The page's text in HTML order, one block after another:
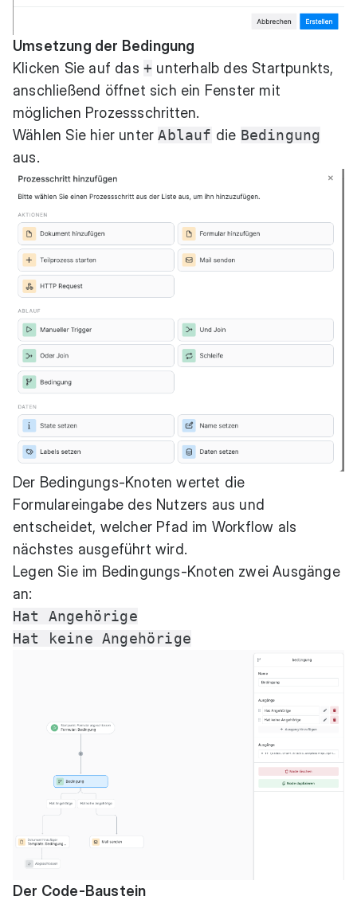
Umsetzung der Bedingung
Klicken Sie auf das + unterhalb des Startpunkts,
anschließend öffnet sich ein Fenster mit
möglichen Prozessschritten.
Wählen Sie hier unterAblauf die Bedingung
aus.
Der Bedingungs-Knoten wertet die
Formulareingabe des Nutzers aus und
entscheidet, welcher Pfad im Workflow als
nächstes ausgeführt wird.
Legen Sie im Bedingungs-Knoten zwei Ausgänge
an:
Hat Angehörige
Hat keine Angehörige
Der Code-Baustein